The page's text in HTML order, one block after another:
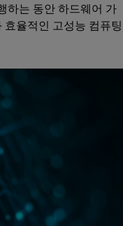
하는 동안 하드웨어 가
율적인 고성능 컴퓨팅